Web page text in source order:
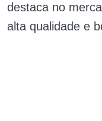
destaca no
alta qualidade e